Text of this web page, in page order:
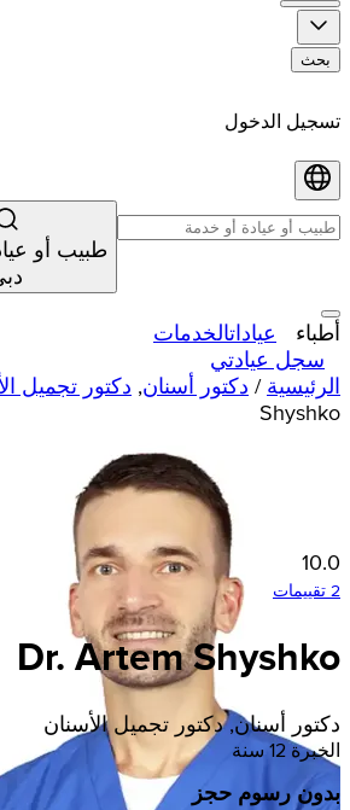
بحث
تسجيل الدخول
طبيب أو
أطباء عياداتالخدمات
سجل عيادتي
الرئيسية / دكتور أسنان, دكتور تجميل
Shyshko
10.0
2 تقييمات
Dr. Artem Shyshko
دكتور أسنان, دكتور تجميل الأسنان
الخبرة 12 سنة
بدون رسوم حجز